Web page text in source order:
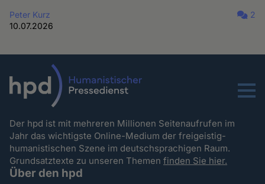
Peter Kurz
10.07.2026
2
Menu
Der hpd ist mit mehreren Millionen Seitenaufrufen im
Jahr das wichtigste Online-Medium der freigeistig-
humanistischen Szene im deutschsprachigen Raum.
Grundsatztexte zu unseren Themenfinden Sie hier.
Über den hpd